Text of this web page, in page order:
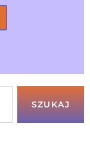
SZUKAJ